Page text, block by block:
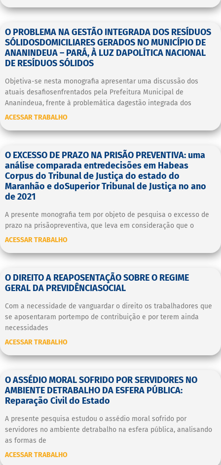
O PROBLEMA NA GESTÃO INTEGRADA DOS RESÍDUOS
SÓLIDOSDOMICILIARES GERADOS NO MUNICÍPIO DE
ANANINDEUA – PARÁ, À LUZ DAPOLÍTICA NACIONAL
DE RESÍDUOS SÓLIDOS
Objetiva-se nesta monografia apresentar uma discussão dos
atuais desafiosenfrentados pela Prefeitura Municipal de
Ananindeua, frente à problemática dagestão integrada dos
ACESSAR TRABALHO
O EXCESSO DE PRAZO NA PRISÃO PREVENTIVA: uma
análise comparada entredecisões em Habeas
Corpus do Tribunal de Justiça do estado do
Maranhão e doSuperior Tribunal de Justiça no ano
de 2021
A presente monografia tem por objeto de pesquisa o excesso de
prazo na prisãopreventiva, que leva em consideração que o
ACESSAR TRABALHO
O DIREITO A REAPOSENTAÇÃO SOBRE O REGIME
GERAL DA PREVIDÊNCIASOCIAL
Com a necessidade de vanguardar o direito os trabalhadores que
se aposentaram portempo de contribuição e por terem ainda
necessidades
ACESSAR TRABALHO
O ASSÉDIO MORAL SOFRIDO POR SERVIDORES NO
AMBIENTE DETRABALHO DA ESFERA PÚBLICA:
Reparação Civil do Estado
A presente pesquisa estudou o assédio moral sofrido por
servidores no ambiente detrabalho na esfera pública, analisando
as formas de
ACESSAR TRABALHO